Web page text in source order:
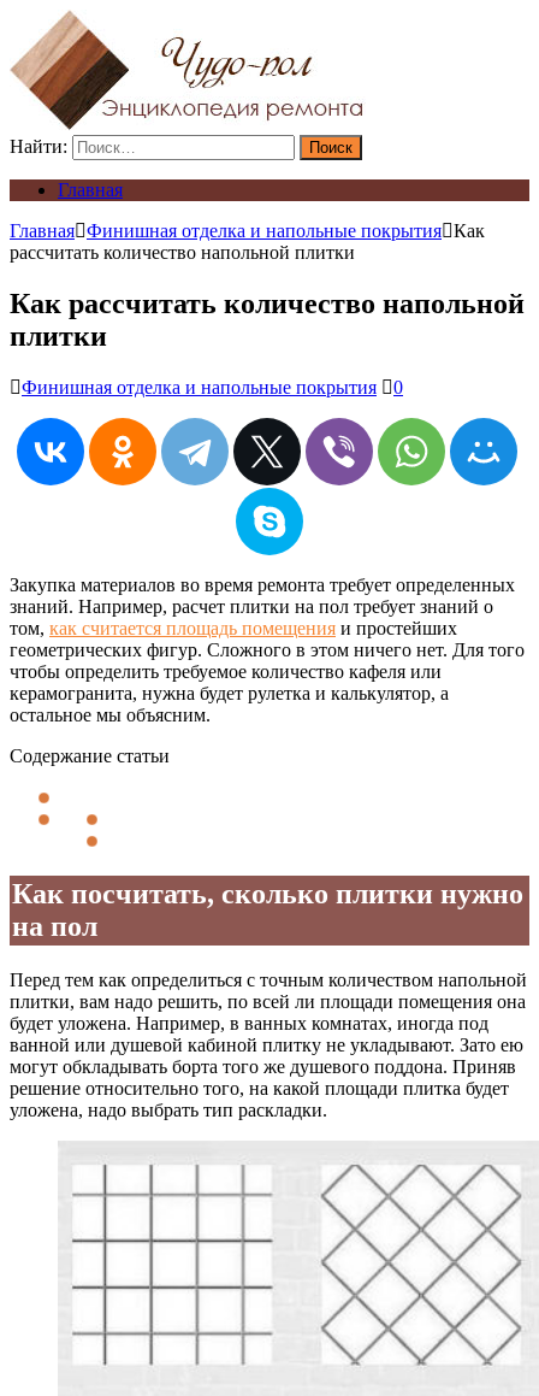
Найти:
Главная
Главная Финишная отделка и напольные покрытия Как
рассчитать количество напольной плитки
Как рассчитать количество напольной
плитки
Финишная отделка и напольные покрытия 0
Закупка материалов во время ремонта требует определенных
знаний. Например, расчет плитки на пол требует знаний о
том, как считается площадь помещения и простейших
геометрических фигур. Сложного в этом ничего нет. Для того
чтобы определить требуемое количество кафеля или
керамогранита, нужна будет рулетка и калькулятор, а
остальное мы объясним.
Содержание статьи
Как посчитать, сколько плитки нужно
на пол
Перед тем как определиться с точным количеством напольной
плитки, вам надо решить, по всей ли площади помещения она
будет уложена. Например, в ванных комнатах, иногда под
ванной или душевой кабиной плитку не укладывают. Зато ею
могут обкладывать борта того же душевого поддона. Приняв
решение относительно того, на какой площади плитка будет
уложена, надо выбрать тип раскладки.